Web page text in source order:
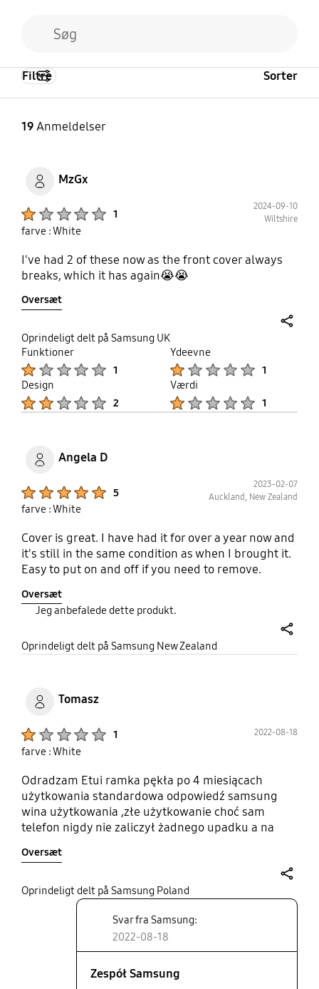
19Anmeldelser
Filtre Sorter
MzGx
1
2024-09-10
Wiltshire
farve : White
I've had 2 of these now as the front cover always
breaks, which it has again😭😭
Oversæt
Oprindeligt delt på Samsung UK
Funktioner
1
Ydeevne
1
Design
2
Værdi
1
Angela D
5
2023-02-07
Auckland, New Zealand
farve : White
Cover is great. I have had it for over a year now and
it's still in the same condition as when I brought it.
Easy to put on and off if you need to remove.
Oversæt
Jeg anbefalede dette produkt.
Oprindeligt delt på Samsung New Zealand
Tomasz
1 2022-08-18
farve : White
Odradzam Etui ramka pękła po 4 miesiącach
użytkowania standardowa odpowiedź samsung
wina użytkowania ,złe użytkowanie choć sam
telefon nigdy nie zaliczył żadnego upadku a na
Oversæt
Oprindeligt delt på Samsung Poland
Svar fra Samsung:
2022-08-18
Zespół Samsung